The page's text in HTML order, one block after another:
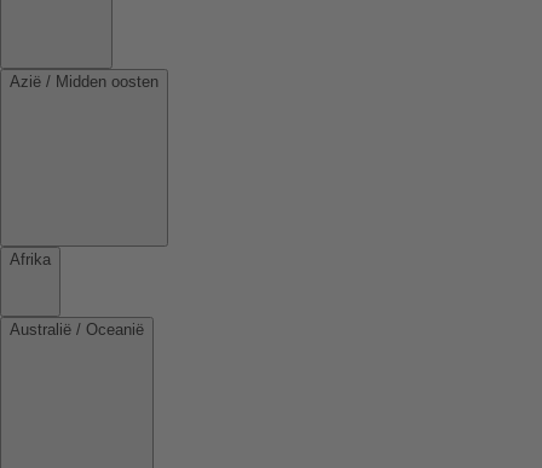
Azië / Midden oosten
Afrika
Australië / Oceanië